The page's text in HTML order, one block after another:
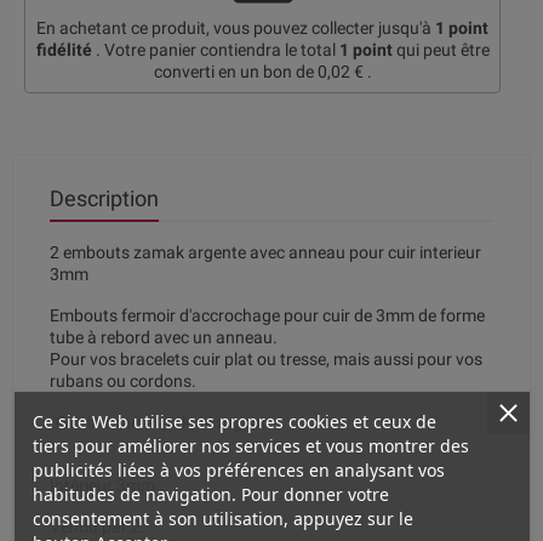
En achetant ce produit, vous pouvez collecter jusqu'à 1 point
fidélité . Votre panier contiendra le total 1 pointqui peut être
converti en un bon de 0,02 € .
Description
2 embouts zamak argente avec anneau pour cuir interieur
3mm
Embouts fermoir d'accrochage pour cuir de 3mm de forme
tube à rebord avec un anneau.
Pour vos bracelets cuir plat ou tresse, mais aussi pour vos
rubans ou cordons.
•Qualité: métal palqué argent
Intérieur 3mm
Vendu par 2.
Ce site Web utilise ses propres cookies et ceux de
tiers pour améliorer nos services et vous montrer des
publicités liées à vos préférences en analysant vos
habitudes de navigation. Pour donner votre
consentement à son utilisation, appuyez sur le